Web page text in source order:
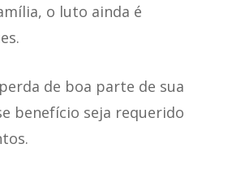
o luto ainda é
de boa parte de sua
benefício seja requerido